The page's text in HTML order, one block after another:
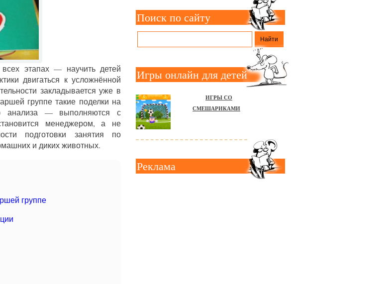
этапах — научить детей
двигаться к усложнённой
закладывается уже в
группе такие поделки на
анализа — выполняются с
менеджером, а не
подготовки занятия по
и диких животных.
группе
Поиск по сайту
Игры онлайн для детей
ИГРЫ СО
СМЕШАРИКАМИ
Реклама